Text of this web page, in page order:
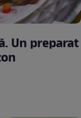
Un preparat